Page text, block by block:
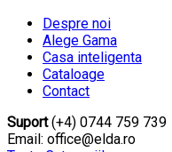
Despre noi
Alege Gama
Casa inteligenta
Cataloage
Contact
Suport(+4) 0744 759 739
Email: office@elda.ro